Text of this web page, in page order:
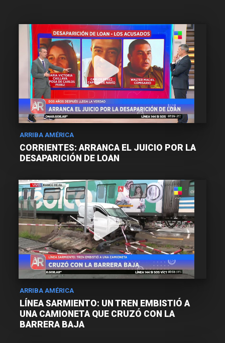
ARRIBA AMÉRICA
CORRIENTES: ARRANCA EL JUICIO POR LA
DESAPARICIÓN DE LOAN
ARRIBA AMÉRICA
LÍNEA SARMIENTO: UN TREN EMBISTIÓ A
UNA CAMIONETA QUE CRUZÓ CON LA
BARRERA BAJA